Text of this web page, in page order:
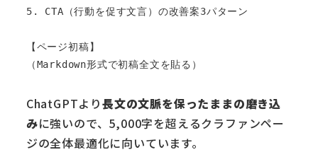
5. CTA（行動を促す文言）の改善案3パターン
【ページ初稿】
ChatGPTより長文の文脈を保ったままの磨き込
みに強いので、5,000字を超えるクラファンペー
ジの全体最適化に向いています。